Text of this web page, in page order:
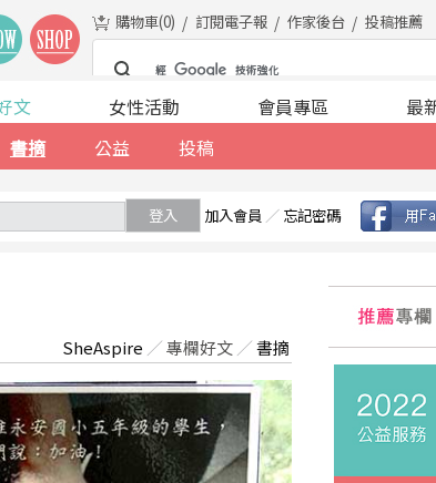
購物車(0) 訂閱電子報 作家後台 投稿推薦
文
書摘 公益 投稿
女性活動 會員專區 最
登入 加入會員 ／ 忘記密碼
SheAspire ／專欄好文 ／書摘